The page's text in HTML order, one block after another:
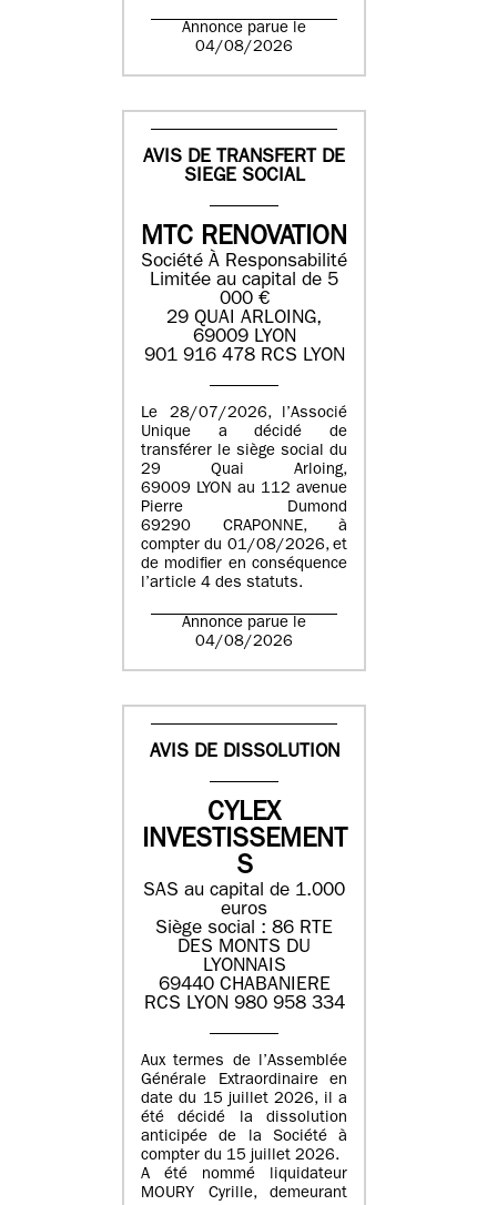
Annonce parue le
04/08/2026
AVIS DE TRANSFERT DE
SIEGE SOCIAL
MTC RENOVATION
Société À Responsabilité
Limitée au capital de 5
000 €
29 QUAI ARLOING,
69009 LYON
901 916 478 RCS LYON
Le 28/07/2026, l’Associé
Unique a décidé de
transférer le siège social du
29 Quai Arloing,
69009 LYON au 112 avenue
Pierre Dumond
69290 CRAPONNE, à
compter du 01/08/2026, et
de modifier en conséquence
l’article 4 des statuts.
Annonce parue le
04/08/2026
AVIS DE DISSOLUTION
CYLEX
INVESTISSEMENT
S
SAS au capital de 1.000
euros
Siège social : 86 RTE
DES MONTS DU
LYONNAIS
69440 CHABANIERE
RCS LYON 980 958 334
Aux termes de l’Assemblée
Générale Extraordinaire en
date du 15 juillet 2026, il a
été décidé la dissolution
anticipée de la Société à
compter du 15 juillet 2026.
A été nommé liquidateur
MOURY Cyrille, demeurant